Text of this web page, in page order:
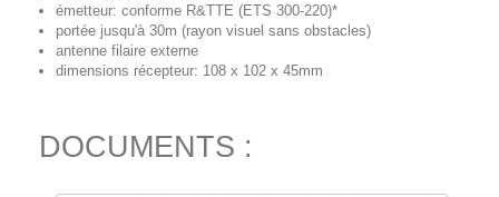
émetteur: conforme R&TTE (ETS 300-220)*
portée jusqu'à 30m (rayon visuel sans obstacles)
antenne filaire externe
dimensions récepteur: 108 x 102 x 45mm
DOCUMENTS :